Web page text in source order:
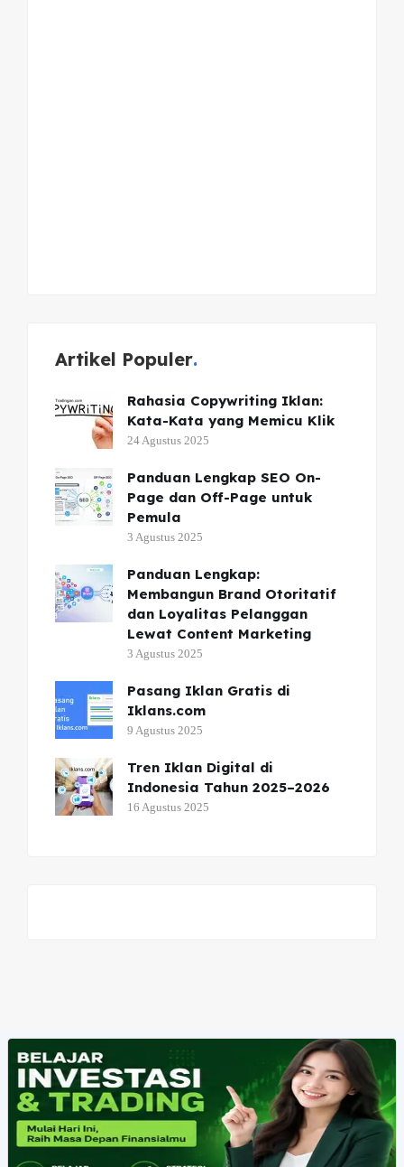
Artikel Populer
Rahasia Copywriting Iklan:
Kata-Kata yang Memicu Klik
24 Agustus 2025
Panduan Lengkap SEO On-
Page dan Off-Page untuk
Pemula
3 Agustus 2025
Panduan Lengkap:
Membangun Brand Otoritatif
dan Loyalitas Pelanggan
Lewat Content Marketing
3 Agustus 2025
Pasang Iklan Gratis di
Iklans.com
9 Agustus 2025
Tren Iklan Digital di
Indonesia Tahun 2025–2026
16 Agustus 2025